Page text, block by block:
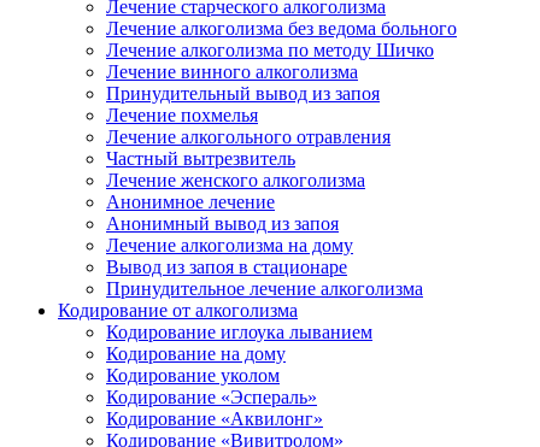
Лечение старческого алкоголизма
Лечение алкоголизма без ведома больного
Лечение алкоголизма по методу Шичко
Лечение винного алкоголизма
Принудительный вывод из запоя
Лечение похмелья
Лечение алкогольного отравления
Частный вытрезвитель
Лечение женского алкоголизма
Анонимное лечение
Анонимный вывод из запоя
Лечение алкоголизма на дому
Вывод из запоя в стационаре
Принудительное лечение алкоголизма
Кодирование от алкоголизма
Кодирование иглоука лыванием
Кодирование на дому
Кодирование уколом
Кодирование «Эспераль»
Кодирование «Аквилонг»
Кодирование «Вивитролом»